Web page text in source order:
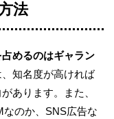
法
めるのはギャラン
知名度が高ければ
あります。また、
のか、SNS広告な